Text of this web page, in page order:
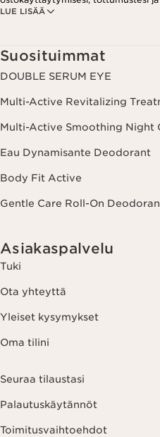
LUE LISÄÄ
perusteella. Tarjouksia voidaan
klikkaamalla uutiskirjeen jokaisessa
Lisätietoa tietojesi käsittelystä ja
tietosuojakäytännöstämme.
Suosituimmat
DOUBLE SERUM EYE
Multi-Active Revitalizing
Multi-Active Smoothing Night
Eau Dynamisante Deodorant
Body Fit Active
Gentle Care Roll-On
Asiakaspalvelu
Tuki
Ota yhteyttä
Yleiset kysymykset
Oma tilini
Seuraa tilaustasi
Palautuskäytännöt
Toimitusvaihtoehdot